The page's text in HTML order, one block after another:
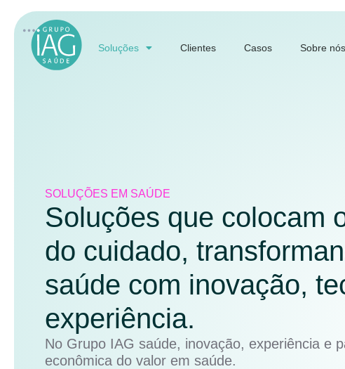
Soluções Clientes Casos Sobre nós
SOLUÇÕES EM SAÚDE
Soluções que colocam
do cuidado,
saúde com inovação,
experiência.
No Grupo IAG saúde, inovação, experiência e
econômica do valor em saúde.